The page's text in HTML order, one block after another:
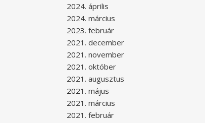
2024. április
2024. március
2023. február
2021. december
2021. november
2021. október
2021. augusztus
2021. május
2021. március
2021. február